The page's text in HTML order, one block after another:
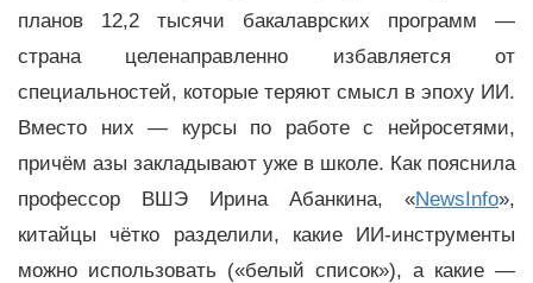
планов 12,2 тысячи бакалаврских программ —
страна целенаправленно избавляется от
специальностей, которые теряют смысл в эпоху ИИ.
Вместо них — курсы по работе с нейросетями,
причём азы закладывают уже в школе. Как пояснила
профессор ВШЭ Ирина Абанкина, «NewsInfo»,
китайцы чётко разделили, какие ИИ-инструменты
можно использовать («белый список»), а какие —